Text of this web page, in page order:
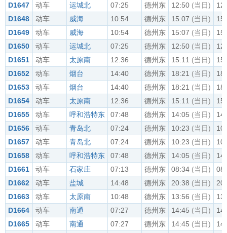
D1647
动车 运城北 07:25 德州东 12:50 (当日)
D1648
动车 威海 10:54 德州东 15:07 (当日)
D1649
动车 威海 10:54 德州东 15:07 (当日)
D1650
动车 运城北 07:25 德州东 12:50 (当日)
D1651
动车 太原南 12:36 德州东 15:11 (当日)
D1652
动车 烟台 14:40 德州东 18:21 (当日)
D1653
动车 烟台 14:40 德州东 18:21 (当日)
D1654
动车 太原南 12:36 德州东 15:11 (当日)
D1655
动车 呼和浩特东 07:48 德州东 14:05 (当日)
D1656
动车 青岛北 07:24 德州东 10:23 (当日)
D1657
动车 青岛北 07:24 德州东 10:23 (当日)
D1658
动车 呼和浩特东 07:48 德州东 14:05 (当日)
D1661
动车 石家庄 07:13 德州东 08:34 (当日)
D1662
动车 盐城 14:48 德州东 20:38 (当日)
D1663
动车 太原南 10:48 德州东 13:56 (当日)
D1664
动车 南通 07:27 德州东 14:45 (当日)
D1665
动车 南通 07:27 德州东 14:45 (当日)